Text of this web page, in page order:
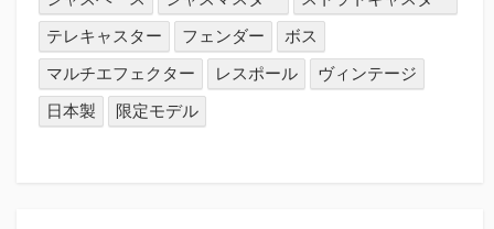
テレキャスター
フェンダー
ボス
マルチエフェクター
レスポール
ヴィンテージ
日本製
限定モデル